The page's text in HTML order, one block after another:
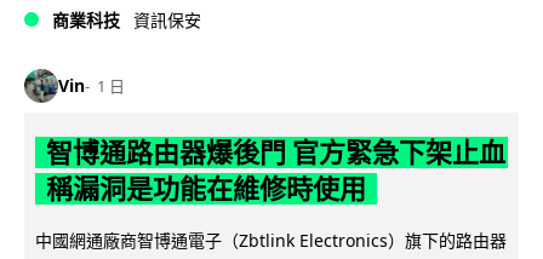
商業科技 資訊保安
Vin 1 日
智博通路由器爆後門 官方緊急下架止血
稱漏洞是功能在維修時使用
中國網通廠商智博通電子（Zbtlink Electronics）旗下的路由器